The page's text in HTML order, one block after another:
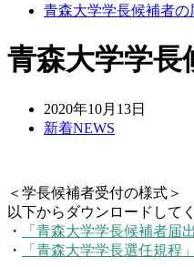
青森大学学長候補者
青森大学学長
2020年10月13日
新着NEWS
＜学長候補者受付の様式＞
以下からダウンロードして
・
「青森大学学長候補者届
・
「青森大学学長選任規程」